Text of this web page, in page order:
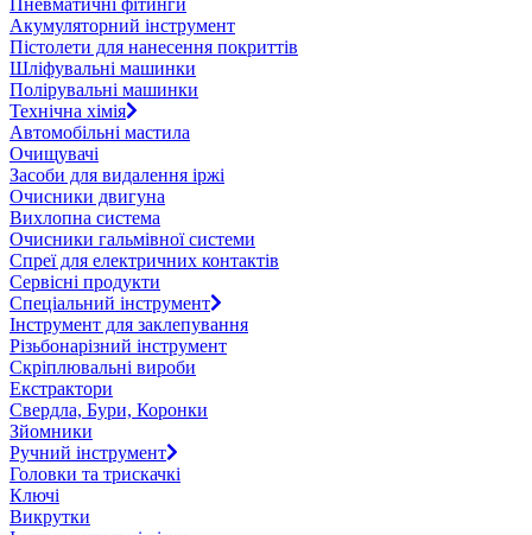
Акумуляторний інструмент
Пістолети для нанесення покриттів
Шліфувальні машинки
Полірувальні машинки
Технічна хімія
Автомобільні мастила
Очищувачі
Засоби для видалення іржі
Очисники двигуна
Вихлопна система
Очисники гальмівної системи
Спреї для електричних контактів
Сервісні продукти
Спеціальний інструмент
Інструмент для заклепування
Різьбонарізний інструмент
Скріплювальні вироби
Екстрактори
Свердла, Бури, Коронки
Зйомники
Ручний інструмент
Головки та трискачкі
Ключі
Викрутки